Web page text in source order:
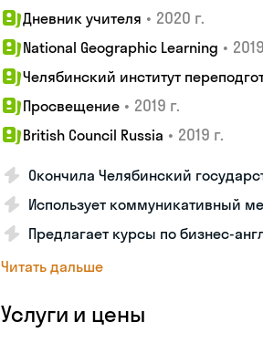
Дневник учителя • 2020 г.
National Geographic Learning •
Челябинский институт
Просвещение • 2019 г.
British Council Russia • 2019 г.
Окончила Челябинский
Использует коммуникативный
Предлагает курсы по бизнес-
Читать дальше
Услуги и цены